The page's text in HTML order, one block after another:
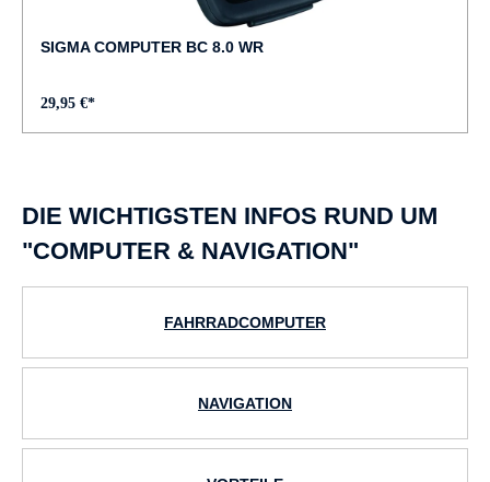
SIGMA COMPUTER BC 8.0 WR
29,95 €*
DIE WICHTIGSTEN INFOS RUND UM
"COMPUTER & NAVIGATION"
FAHRRADCOMPUTER
NAVIGATION